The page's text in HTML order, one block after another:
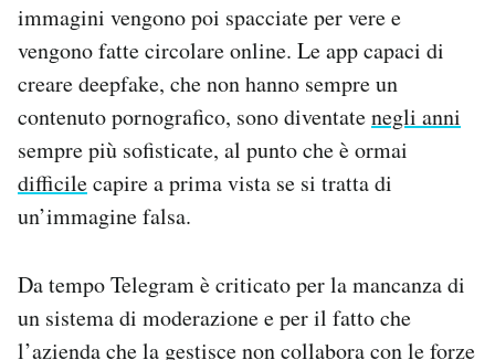
immagini vengono poi spacciate per vere e
vengono fatte circolare online. Le app capaci di
creare deepfake, che non hanno sempre un
contenuto pornografico, sono diventatenegli anni
sempre più sofisticate, al punto che è ormai
difficilecapire a prima vista se si tratta di
un’immagine falsa.
Da tempo Telegram è criticato per la mancanza di
un sistema di moderazione e per il fatto che
l’azienda che la gestisce non collabora con le forze